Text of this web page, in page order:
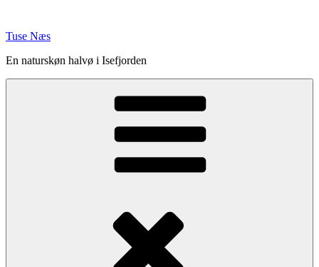
indhold
Tuse Næs
En naturskøn halvø i Isefjorden